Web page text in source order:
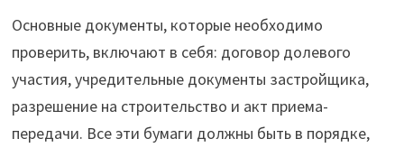
Основные документы, которые необходимо
проверить, включают в себя: договор долевого
участия, учредительные документы застройщика,
разрешение на строительство и акт приема-
передачи. Все эти бумаги должны быть в порядке,